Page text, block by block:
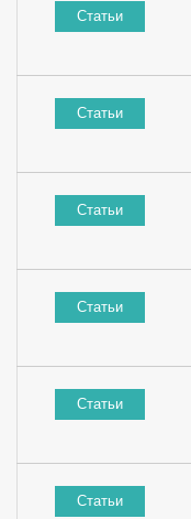
Статьи
Статьи
Статьи
Статьи
Статьи
Статьи